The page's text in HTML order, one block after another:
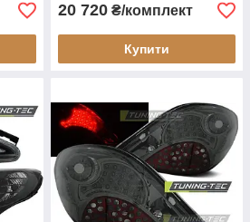
20 720 ₴/комплект
Купити